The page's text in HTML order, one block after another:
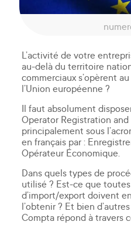
L’activité de votre
au-delà du territoire
commerciaux s’opèrent
l’Union européenne ?
Il faut absolument
Operator Registration
principalement sous
en français par :
Opérateur Économique.
Dans quels types de
utilisé ? Est-ce que
d’import/export doivent
l’obtenir ? Et bien
Compta répond à travers